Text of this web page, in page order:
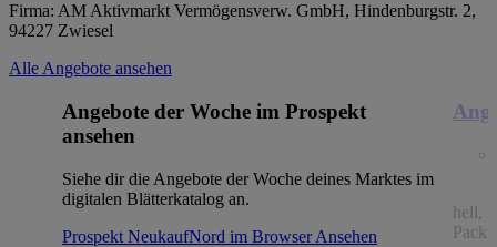
Firma: AM Aktivmarkt Vermögensverw. GmbH, Hindenburgstr. 2,
94227 Zwiesel
Alle Angebote ansehen
Angebote der Woche im Prospekt
ansehen
Siehe dir die Angebote der Woche deines Marktes im
digitalen Blätterkatalog an.
Prospekt NeukaufNord im BrowserAnsehen
hell,